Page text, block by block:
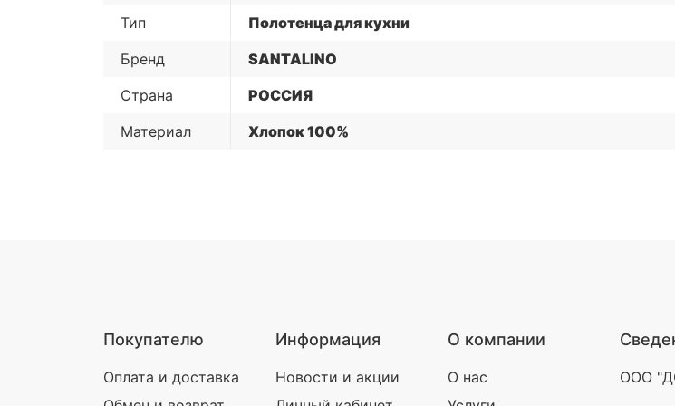
Тип
Полотенца для кухни
Бренд
SANTALINO
Страна
РОССИЯ
Материал
Хлопок 100%
Покупателю
Оплата и доставка
Информация
Новости и акции
О компании
О нас
ООО